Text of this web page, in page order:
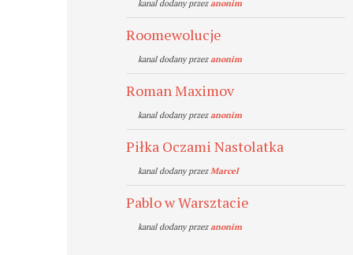
kanal dodany przezanonim
Roomewolucje
kanal dodany przezanonim
Roman Maximov
kanal dodany przezanonim
Piłka Oczami Nastolatka
kanal dodany przezMarcel
Pablo w Warsztacie
kanal dodany przezanonim